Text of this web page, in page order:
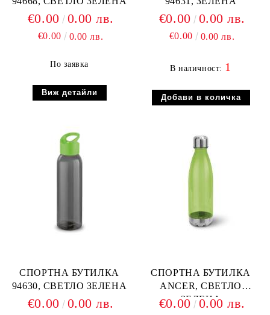
€0.00 0.00 лв.
€0.00 0.00 лв.
По заявка
Виж детайли
€0.00 0.00 лв.
€0.00 0.00 лв.
В наличност: 1
СПОРТНА БУТИЛКА
94630, СВЕТЛО ЗЕЛЕНА
€0.00 0.00 лв.
СПОРТНА БУТИЛКА
ANCER, СВЕТЛО
ЗЕЛЕНА
€0.00 0.00 лв.